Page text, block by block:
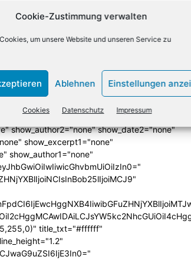
Cookie-Zustimmung verwalten
um unsere Website und unseren Service zu
Ablehnen Einstellungen
Cookies Datenschutz Impressum
Metros Vorbilder: Aufspaltungen liegen im
show_author2="none" show_date2="none"
show_excerpt1="none"
show_author1="none"
title_txt="#ffffff"